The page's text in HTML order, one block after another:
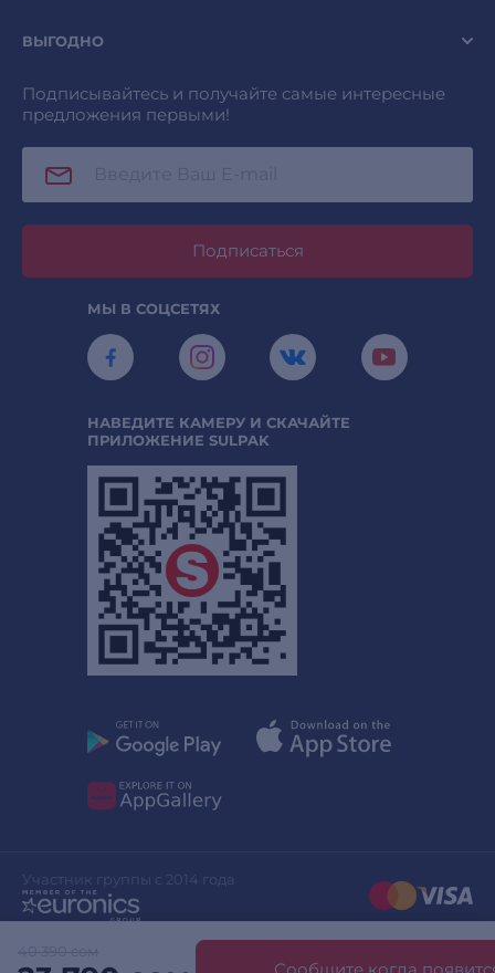
ВЫГОДНО
Подписывайтесь и получайте самые интересные
предложения первыми!
Подписаться
МЫ В СОЦСЕТЯХ
НАВЕДИТЕ КАМЕРУ И СКАЧАЙТЕ
ПРИЛОЖЕНИЕ SULPAK
Участник группы с 2014 года